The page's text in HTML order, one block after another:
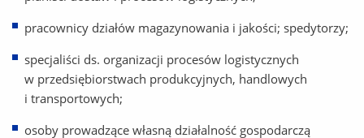
pracownicy działów magazynowania i jakości; spedytorzy;
specjaliści ds. organizacji procesów logistycznych
w przedsiębiorstwach produkcyjnych, handlowych
i transportowych;
osoby prowadzące własną działalność gospodarczą